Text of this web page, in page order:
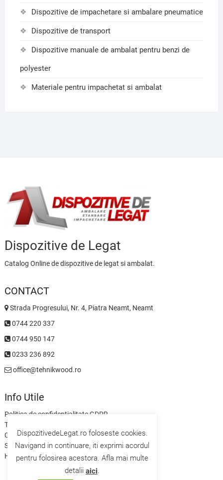
Dispozitive de impachetare si ambalare pneumatice
Dispozitive de transport
Dispozitive manuale de ambalat pentru benzi de
polyester
Materiale pentru impachetat si ambalat
Dispozitive de Legat
Catalog Online de dispozitive de legat si ambalat.
CONTACT
Strada Progresului, Nr. 4, Piatra Neamt, Neamt
0744 220 337
0744 950 147
0233 236 892
office@tehnikwood.ro
Info Utile
Politica de confidentialitate GDPR
Termeni si Conditii
Contact
Servicii
Home
DispozitivedeLegat.ro foloseste cookies.
Navigand in continuare, iti exprimi acordul
pentru folosirea acestora. Afla mai multe
detalii aici.